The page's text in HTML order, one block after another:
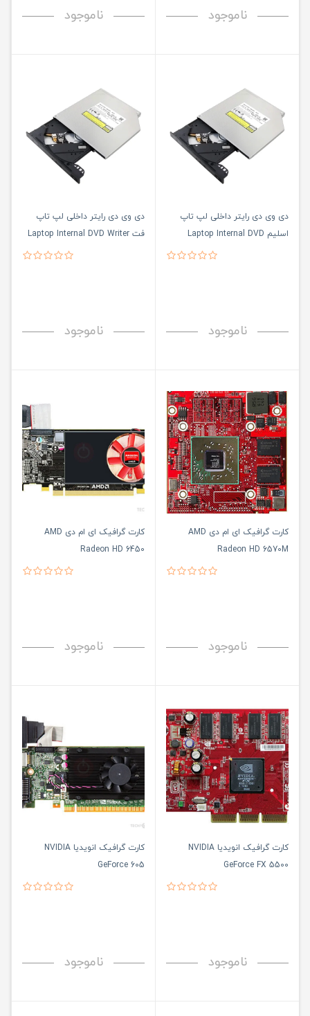
ناموجود ناموجود
دی وی دی رایتر داخلی لپ تاپ
اسلیم Laptop Internal DVD
ناموجود
دی وی دی رایتر داخلی لپ تاپ
فت Laptop Internal DVD Writer
ناموجود
کارت گرافیک ای ام دی AMD
Radeon HD 6570M
ناموجود
کارت گرافیک ای ام دی AMD
Radeon HD 6450
ناموجود
کارت گرافیک انویدیا NVIDIA
GeForce FX 5500
ناموجود
کارت گرافیک انویدیا NVIDIA
GeForce 605
ناموجود